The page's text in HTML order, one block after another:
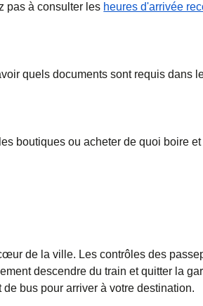
pas à consulter les heures d'arrivée
quels documents sont requis dans
boutiques ou acheter de quoi boire
de la ville. Les contrôles des
descendre du train et quitter la
bus pour arriver à votre destination.